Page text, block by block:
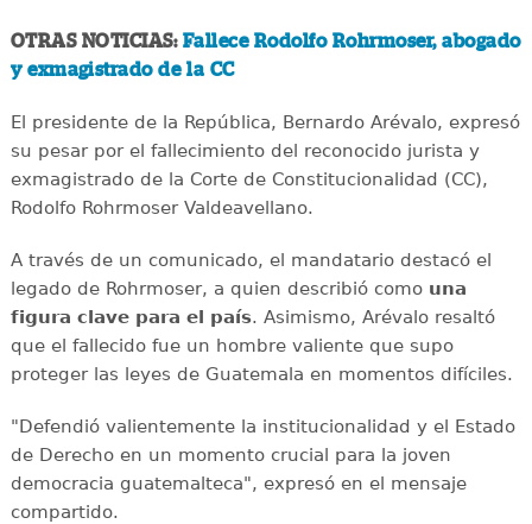
OTRAS NOTICIAS: Fallece Rodolfo Rohrmoser, abogado
y exmagistrado de la CC
El presidente de la República, Bernardo Arévalo, expresó
su pesar por el fallecimiento del reconocido jurista y
exmagistrado de la Corte de Constitucionalidad (CC),
Rodolfo Rohrmoser Valdeavellano.
A través de un comunicado, el mandatario destacó el
legado de Rohrmoser, a quien describió comouna
figura clave para el país. Asimismo, Arévalo resaltó
que el fallecido fue un hombre valiente que supo
proteger las leyes de Guatemala en momentos difíciles.
"Defendió valientemente la institucionalidad y el Estado
de Derecho en un momento crucial para la joven
democracia guatemalteca", expresó en el mensaje
compartido.